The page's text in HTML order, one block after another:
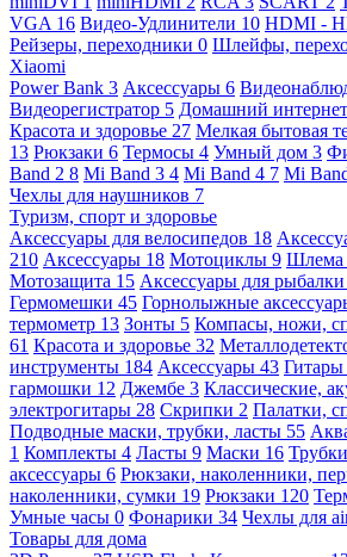
VGA 16 Видео-Удлинители 10 HDMI -
Рейзеры, переходники 0 Шлейфы,
Xiaomi
Power Bank 3 Аксессуары 6
Видеорегистратор 5 Домашний интернет
Красота и здоровье 27 Мелкая бытовая
13 Рюкзаки 6 Термосы 4 Умный дом 3
Band 2 8 Mi Band 3 4 Mi Band 4 7 Mi
Чехлы для наушников 7
Туризм, спорт и здоровье
Аксессуары для велосипедов 18
210 Аксессуары 18 Мотоциклы 9 Шлема
Мотозащита 15 Аксессуары для рыбалки
Гермомешки 45 Горнолыжные
термометр 13 Зонты 5 Компасы, ножи,
61 Красота и здоровье 32
инструменты 184 Аксессуары 43 Гитары
гармошки 12 Джембе 3 Классические,
электрогитары 28 Скрипки 2 Палатки,
Подводные маски, трубки, ласты 55
1 Комплекты 4 Ласты 9 Маски 16 Трубки
аксессуары 6 Рюкзаки, наколенники,
наколенники, сумки 19 Рюкзаки 120
Умные часы 0 Фонарики 34 Чехлы для
Товары для дома